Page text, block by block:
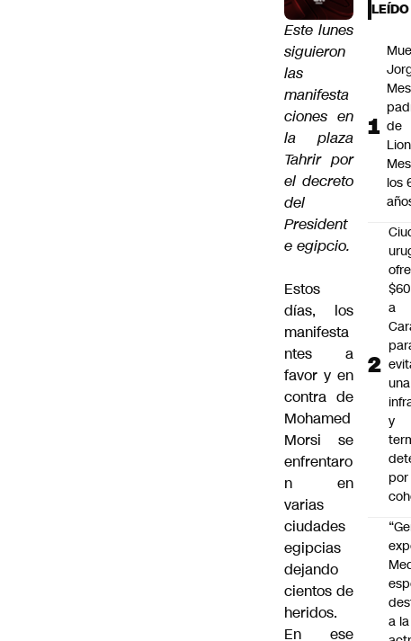
Este lunes
siguieron
las
manifesta
ciones en
la plaza
Tahrir por
el decreto
del
President
e egipcio.
Estos
días, los
manifesta
ntes a
favor y en
contra de
Mohamed
Morsi se
enfrentaro
n en
varias
ciudades
egipcias
dejando
cientos de
heridos.
En ese
LEÍDO
de
los
a
una
y
por
a la